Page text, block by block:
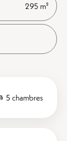
295 m²
5 chambres